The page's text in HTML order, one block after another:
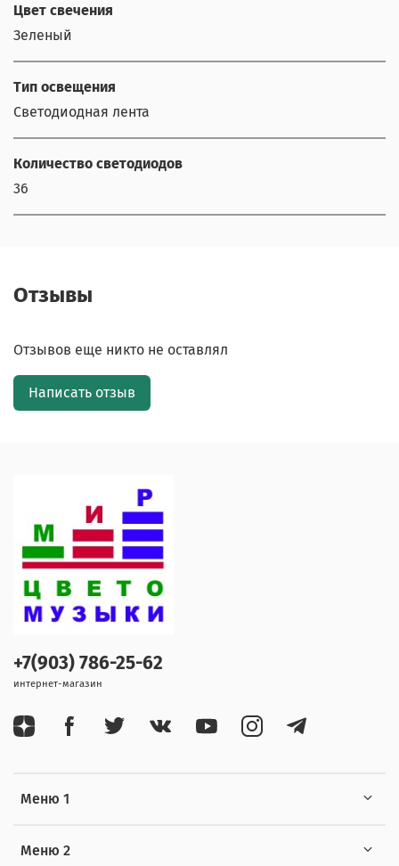
Цвет свечения
Зеленый
Тип освещения
Светодиодная лента
Количество светодиодов
36
Отзывы
Отзывов еще никто не оставлял
Написать отзыв
Меню 1
Меню 2
+7(903) 786-25-62
интернет-магазин